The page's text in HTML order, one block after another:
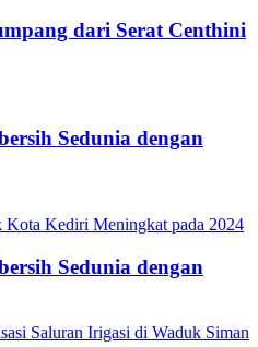
dari Serat Centhini
Sedunia dengan
Sedunia dengan